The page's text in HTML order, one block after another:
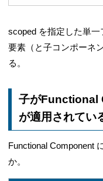
scoped を指定した単
要素（と子コンポーネ
る。
子がFunctional
が適用されてい
Functional Component
か。